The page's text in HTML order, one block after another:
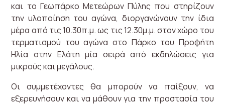
και το Γεωπάρκο Μετεώρων Πύλης που στηρίζουν
την υλοποίηση του αγώνα, διοργανώνουν την ίδια
μέρα από τις 10.30π.μ. ως τις 12.30μ.μ. στον χώρο του
τερματισμού του αγώνα στο Πάρκο του Προφήτη
Ηλία στην Ελάτη μία σειρά από εκδηλώσεις για
μικρούς και μεγάλους.
Οι συμμετέχοντες θα μπορούν να παίξουν, να
εξερευνήσουν και να μάθουν για την προστασία του